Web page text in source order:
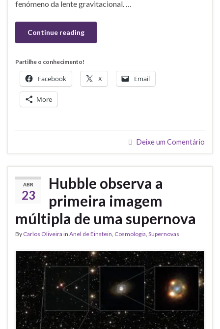
fenómeno da lente gravitacional. …
Continue reading
Partilhe o conhecimento!
Facebook X Email
More
Deixe um Comentário
ABR
23
Hubble observa a
primeira imagem
múltipla de uma supernova
By Carlos Oliveira in Anel de Einstein Cosmologia Supernovas